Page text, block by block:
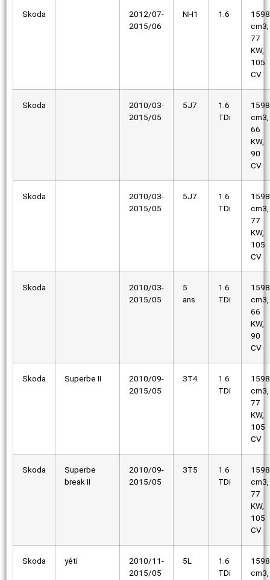
Skoda
2012/07-
2015/06
NH1 1.6
1598
cm3,
77
KW,
105
CV
Skoda
2010/03-
2015/05
5J7
1.6
TDi
1598
cm3,
66
KW,
90
CV
Skoda
2010/03-
2015/05
5J7
1.6
TDi
1598
cm3,
77
KW,
105
CV
Skoda
2010/03-
2015/05
5
ans
1.6
TDi
1598
cm3,
66
KW,
90
CV
Skoda Superbe II
2010/09-
2015/05
3T4
1.6
TDi
1598
cm3,
77
KW,
105
CV
Skoda
Superbe
break II
2010/09-
2015/05
3T5
1.6
TDi
1598
cm3,
77
KW,
105
CV
Skoda yéti
2010/11-
2015/05
5L
1.6
TDi
1598
cm3,